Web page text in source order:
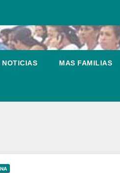
NOTICIAS MAS FAMILIAS